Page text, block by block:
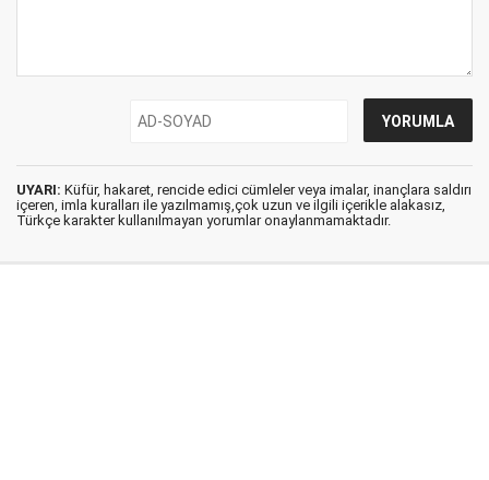
UYARI: Küfür, hakaret, rencide edici cümleler veya imalar, inançlara saldırı
içeren, imla kuralları ile yazılmamış,çok uzun ve ilgili içerikle alakasız,
Türkçe karakter kullanılmayan yorumlar onaylanmamaktadır.